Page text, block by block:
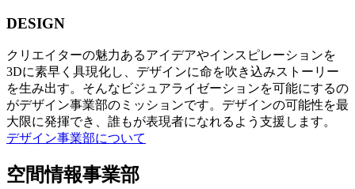
DESIGN
クリエイターの魅力あるアイデアやインスピレーションを
3Dに素早く具現化し、デザインに命を吹き込みストーリー
を生み出す。そんなビジュアライゼーションを可能にするの
がデザイン事業部のミッションです。デザインの可能性を最
大限に発揮でき、誰もが表現者になれるよう支援します。
デザイン事業部について
空間情報事業部